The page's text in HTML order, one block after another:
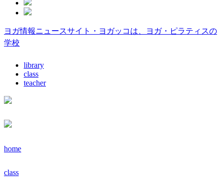
ヨガ情報ニュースサイト・ヨガッコは、ヨガ・ピラティスの
学校
library
class
teacher
home
class